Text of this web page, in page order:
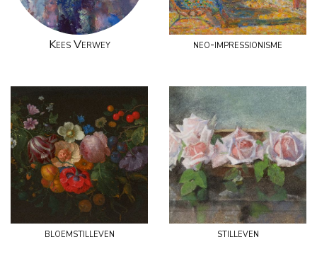
Kees Verwey neo-impressionisme
bloemstilleven stilleven